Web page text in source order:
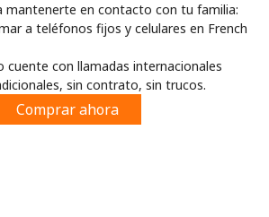
Regístrate con
o
mantenerte en contacto con tu familia:
a teléfonos fijos y celulares en French
cuente con llamadas internacionales
sin contrato, sin trucos.
Comprar ahora